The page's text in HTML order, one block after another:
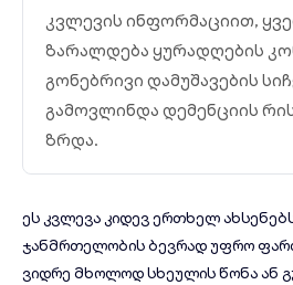
კვლევის ინფორმაციით,
ზარალდება ყურადღების
გონებრივი დამუშავების
გამოვლინდა დემენციის
ზრდა.
ეს კვლევა კიდევ ერთხელ
ჯანმრთელობის ბევრად უფრო
ვიდრე მხოლოდ სხეულის წონა ან